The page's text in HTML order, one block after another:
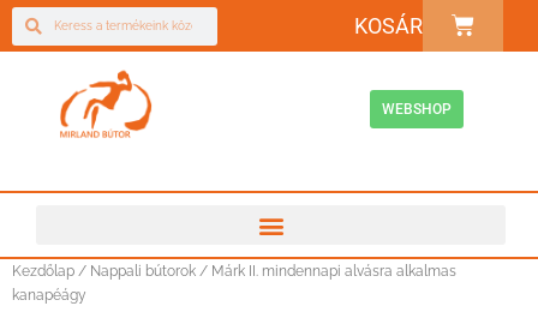
KOSÁR
WEBSHOP
Kezdőlap / Nappali bútorok / Márk II. mindennapi alvásra alkalmas
kanapéágy